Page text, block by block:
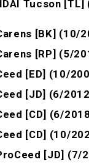
Tucson
[BK] (10/
[RP] (5/
[ED] (10/
[JD] (6/
[CD] (6/
[CD] (10/
[JD] (7/